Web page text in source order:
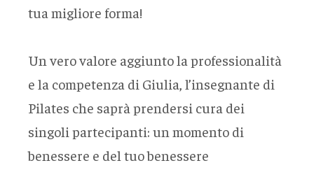
tua migliore forma!
Un vero valore aggiunto la professionalità
e la competenza di Giulia, l’insegnante di
Pilates che saprà prendersi cura dei
singoli partecipanti: un momento di
benessere e del tuo benessere